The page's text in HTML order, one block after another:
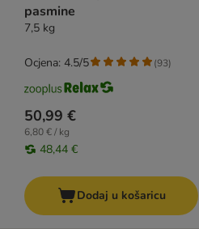
pasmine
7,5 kg
50,99 €
6,80 € / kg
48,44 €
Ocjena: 4.5/5 (93)
Dodaj u košaricu